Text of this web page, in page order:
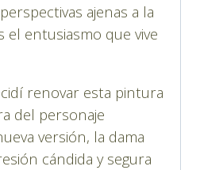
ajenas a la
el entusiasmo que vive
renovar esta pintura
del personaje
versión, la dama
cándida y segura